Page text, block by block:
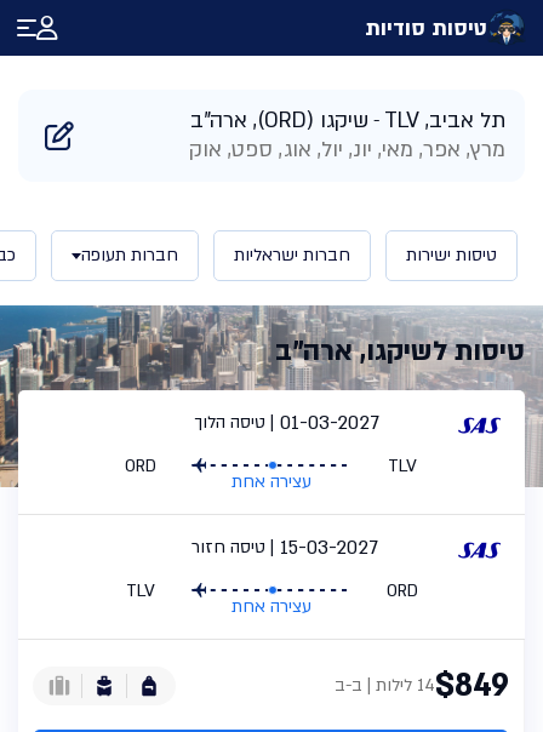
טיסות סודיות
תל אביב, TLV
שיקגו (ORD), ארה"ב
מרץ, אפר, מאי, יונ, יול, אוג, ספט, אוק
טיסות ישירות חברות ישראליות חברות תעופה
טיסות לשיקגו, ארה"ב
טיסה הלוך 01-03-2027
TLV
עצירה אחת
ORD
טיסה חזור 15-03-2027
ORD
עצירה אחת
TLV
$84914 לילות | ב-ב